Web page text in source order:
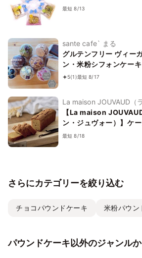
最短 8/13
sante cafe` まる
グルテンフリー ヴィー
ン・米粉シフォンケー
ョコラセット(NEW07
5(1)最短 8/17
La maison JOUVAUD（
ヴォー）
【La maison
ン・ジュヴォー）】ケ
最短 8/18
さらにカテゴリーを絞り込む
チョコパウンドケーキ 米粉パウン
パウンドケーキ以外のジャンル